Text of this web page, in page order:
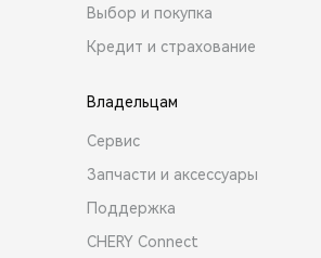
Выбор и покупка
Кредит и страхование
Владельцам
Сервис
Запчасти и аксессуары
Поддержка
CHERY Connect